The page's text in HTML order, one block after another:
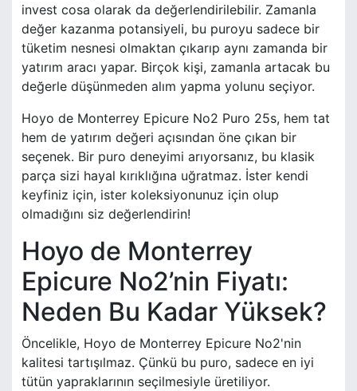
invest cosa olarak da değerlendirilebilir. Zamanla
değer kazanma potansiyeli, bu puroyu sadece bir
tüketim nesnesi olmaktan çıkarıp aynı zamanda bir
yatırım aracı yapar. Birçok kişi, zamanla artacak bu
değerle düşünmeden alım yapma yolunu seçiyor.
Hoyo de Monterrey Epicure No2 Puro 25s, hem tat
hem de yatırım değeri açısından öne çıkan bir
seçenek. Bir puro deneyimi arıyorsanız, bu klasik
parça sizi hayal kırıklığına uğratmaz. İster kendi
keyfiniz için, ister koleksiyonunuz için olup
olmadığını siz değerlendirin!
Hoyo de Monterrey
Epicure No2’nin Fiyatı:
Neden Bu Kadar Yüksek?
Öncelikle, Hoyo de Monterrey Epicure No2'nin
kalitesi tartışılmaz. Çünkü bu puro, sadece en iyi
tütün yapraklarının seçilmesiyle üretiliyor.